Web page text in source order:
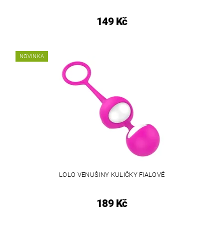
149 Kč
NOVINKA
LOLO VENUŠINY KULIČKY FIALOVÉ
189 Kč